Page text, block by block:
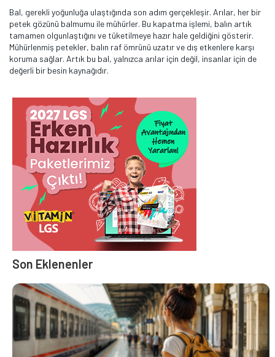
Bal, gerekli yoğunluğa ulaştığında son adım gerçekleşir. Arılar, her bir
petek gözünü balmumu ile mühürler. Bu kapatma işlemi, balın artık
tamamen olgunlaştığını ve tüketilmeye hazır hale geldiğini gösterir.
Mühürlenmiş petekler, balın raf ömrünü uzatır ve dış etkenlere karşı
koruma sağlar. Artık bu bal, yalnızca arılar için değil, insanlar için de
değerli bir besin kaynağıdır.
Son Eklenenler